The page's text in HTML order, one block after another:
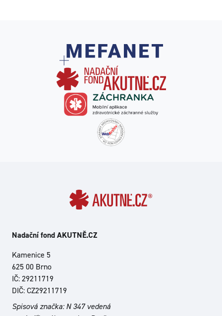
Nadační fond AKUTNĚ.CZ
Kamenice 5
625 00 Brno
IČ: 29211719
DIČ: CZ29211719
Spisová značka: N 347 vedená